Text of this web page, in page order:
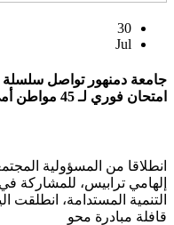
30
Jul
جامعة دمنهور تواصل سلسلة
امتحان فوري لـ 45 مواطن أمي بمركز الأبعادية ب
انطلاقا من المسؤولية
إلهامي ترابيس، للمشاركة
قافلة مبادرة محو